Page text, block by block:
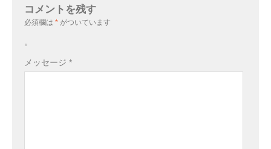
コメントを残す
必須欄は * がついています
。
メッセージ *